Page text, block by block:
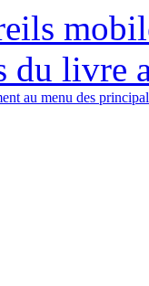
du livre
au menu des